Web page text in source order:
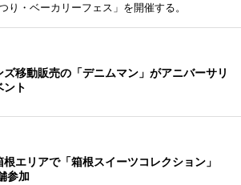
り・ベーカリーフェス」を開催する。
ズ移動販売の「デニムマン」がアニバーサリ
ント
根エリアで「箱根スイーツコレクション」
参加